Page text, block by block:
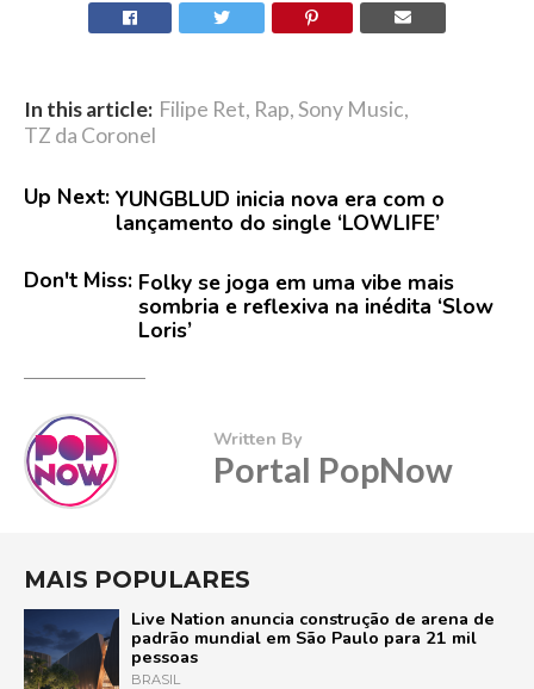
In this article: Filipe Ret, Rap,Sony Music,
TZ da Coronel
Up Next: YUNGBLUD inicia nova era com o
lançamento do single ‘LOWLIFE’
Don't Miss: Folky se joga em uma vibe mais
sombria e reflexiva na inédita ‘Slow
Loris’
Written By
Portal PopNow
MAIS POPULARES
Live Nation anuncia construção de arena de
padrão mundial em São Paulo para 21 mil
pessoas
BRASIL